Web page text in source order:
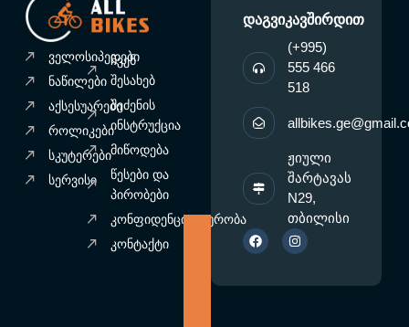
ველოსიპედები
ნაწილები
აქსესუარები
როლიკები
სკუტერები
სერვისი
ჩვენ
შესახებ
შეძენის
ინსტრუქცია
მიწოდება
წესები და
პირობები
კონფიდენციალურობა
კონტაქტი
დაგვიკავშირდით
(+995)
555 466
518
ჟიული
შარტავას
N29,
თბილისი
a
c
e
I
n
s
t